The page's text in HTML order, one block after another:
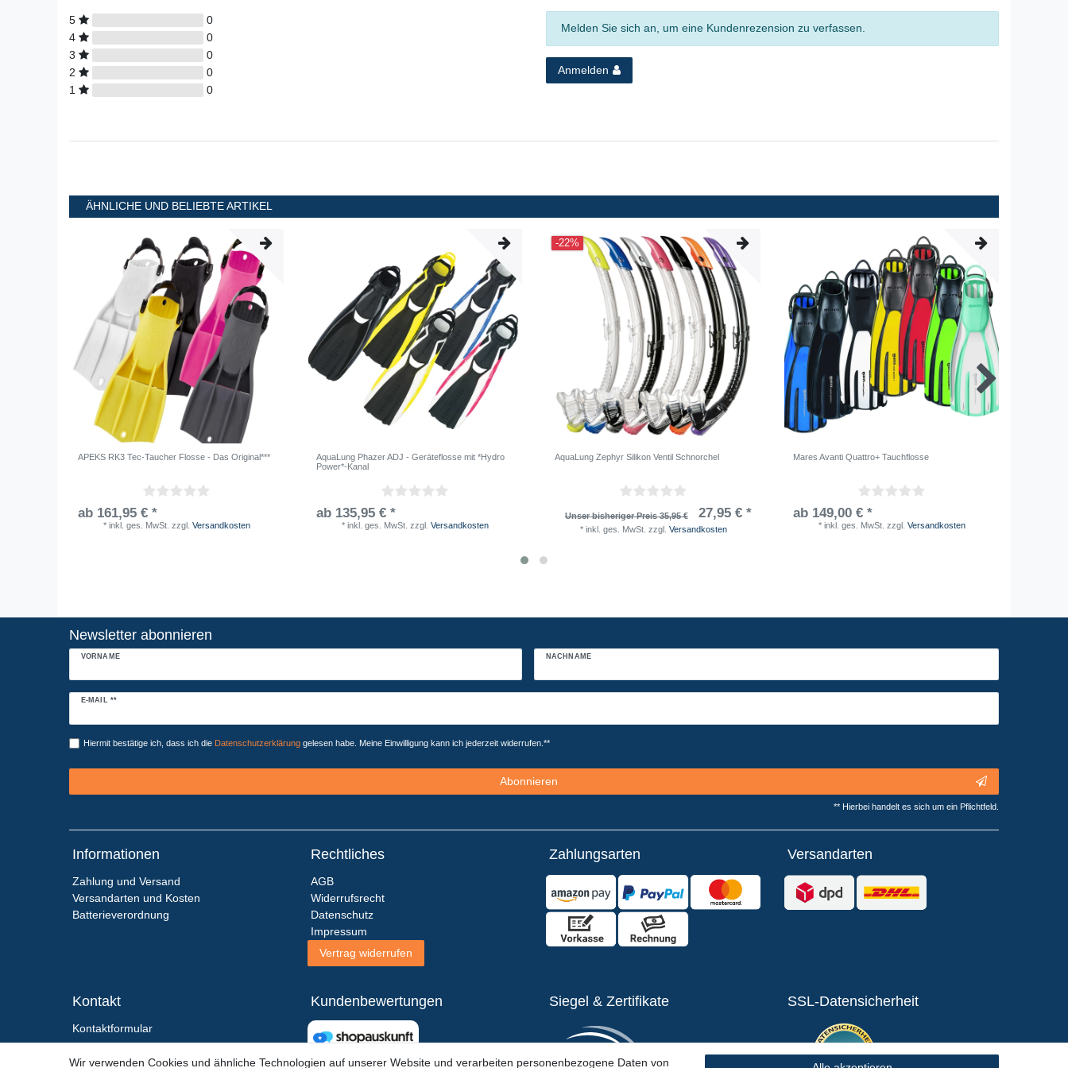
5
0
4
0
3
0
2
0
1
0
Melden Sie sich an, um eine Kundenrezension zu verfassen.
Anmelden
ÄHNLICHE UND BELIEBTE ARTIKEL
APEKS RK3 Tec-Taucher Flosse - Das Original***
ab 161,95 € *
* inkl. ges. MwSt. zzgl. Versandkosten
AquaLung Phazer ADJ - Geräteflosse mit *Hydro
Power*-Kanal
ab 135,95 € *
* inkl. ges. MwSt. zzgl. Versandkosten
-22%
AquaLung Zephyr Silikon Ventil Schnorchel
Unser bisheriger Preis 35,95 € 27,95 € *
* inkl. ges. MwSt. zzgl. Versandkosten
Mares Avanti Quattro+ Tauchflosse
ab 149,00 € *
* inkl. ges. MwSt. zzgl. Versandkosten
Wir verwenden Cookies und ähnliche Technologien auf unserer Website und verarbeiten personenbezogene Daten von
Newsletter abonnieren
VORNAME NACHNAME
E-MAIL **
Newsletter
Hiermit bestätige ich, dass ich die Daten­schutz­erklärunggelesen habe. Meine Einwilligung kann ich jederzeit widerrufen.**
Abonnieren
** Hierbei handelt es sich um ein Pflichtfeld.
Informationen
Zahlung und Versand
Versandarten und Kosten
Batterieverordnung
Rechtliches
AGB
Widerrufsrecht
Datenschutz
Impressum
Vertrag widerrufen
Zahlungsarten Versandarten
Kontakt
Kontaktformular
+49 (0)6867 - 91 28 193
Kundenbewertungen Siegel & Zertifikate SSL-Datensicherheit